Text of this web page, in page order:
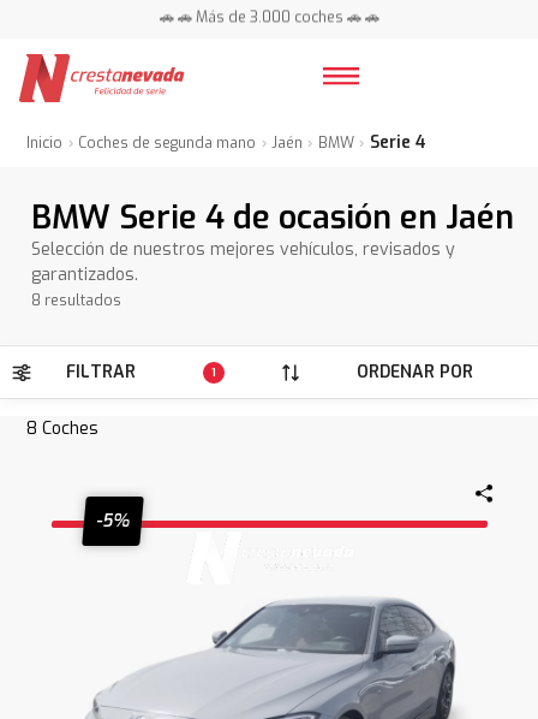
🚗 🚗 Más de 3.000 coches 🚗 🚗
Inicio Coches de segunda mano Jaén BMW Serie 4
BMW Serie 4 de ocasión en Jaén
Selección de nuestros mejores vehículos, revisados y
garantizados.
8 resultados
FILTRAR 1 ORDENAR POR
8 Coches
-5%